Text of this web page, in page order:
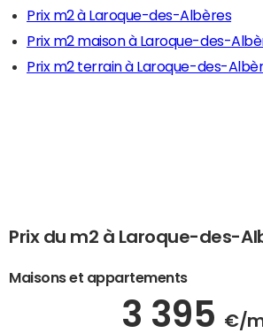
Prix m2 à Laroque-des-Albères
Prix m2 maison à Laroque-des-
Prix m2 terrain à Laroque-des-
Prix du m2 à Laroque-des-
Maisons et appartements
3 395 €/